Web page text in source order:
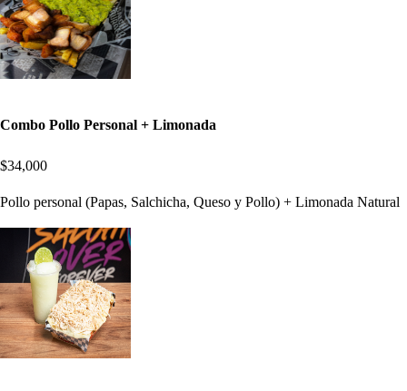
Combo Pollo Personal + Limonada
$34,000
Pollo personal (Papas, Salchicha, Queso y Pollo) + Limonada Natural